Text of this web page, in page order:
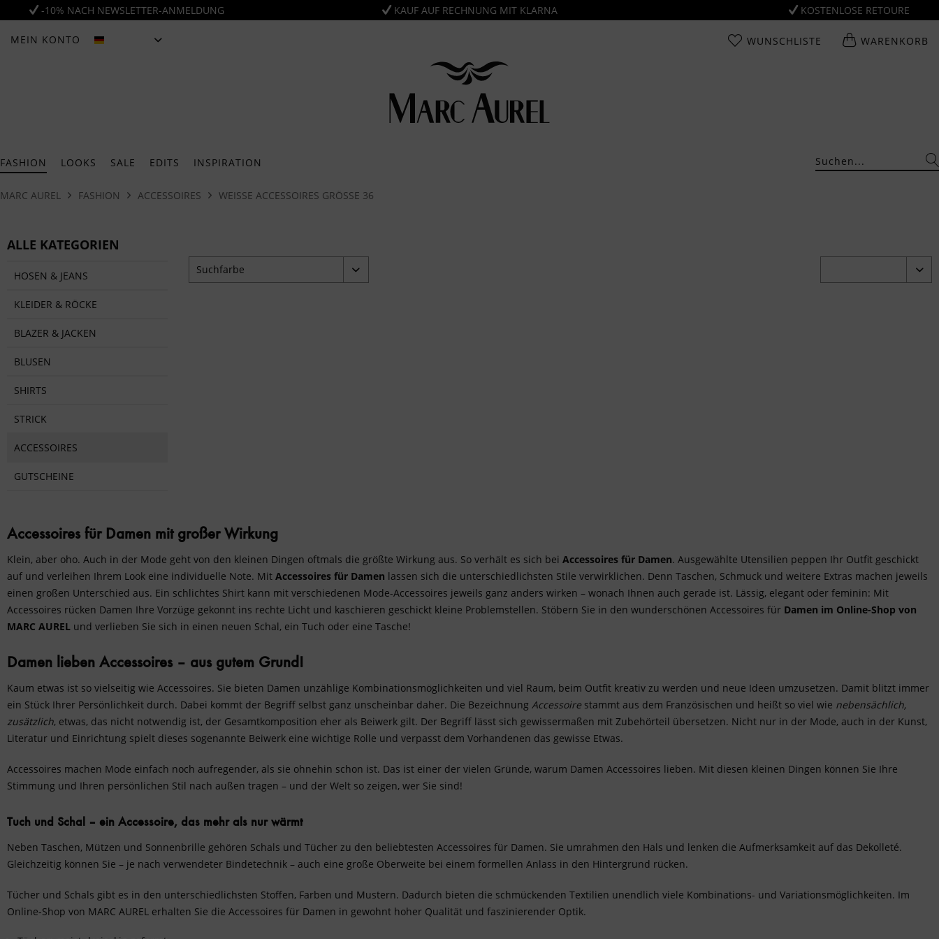
-10% NACH NEWSLETTER-ANMELDUNG KAUF AUF RECHNUNG MIT KLARNA KOSTENLOSE RETOURE
MEIN KONTO WUNSCHLISTE WARENKORB
FASHION LOOKS SALE EDITS INSPIRATION
MARC AUREL FASHION ACCESSOIRES WEISSE ACCESSOIRES GRÖSSE 36
ALLE KATEGORIEN
HOSEN & JEANS
KLEIDER & RÖCKE
BLAZER & JACKEN
BLUSEN
SHIRTS
STRICK
ACCESSOIRES
GUTSCHEINE
Suchfarbe
Accessoires für Damen mit großer Wirkung
Klein, aber oho. Auch in der Mode geht von den kleinen Dingen oftmals die größte Wirkung aus. So verhält es sich bei Accessoires für Damen. Ausgewählte Utensilien peppen Ihr Outfit geschickt
auf und verleihen Ihrem Look eine individuelle Note. Mit Accessoires für Damen lassen sich die unterschiedlichsten Stile verwirklichen. Denn Taschen, Schmuck und weitere Extras machen jeweils
einen großen Unterschied aus. Ein schlichtes Shirt kann mit verschiedenen Mode-Accessoires jeweils ganz anders wirken – wonach Ihnen auch gerade ist. Lässig, elegant oder feminin: Mit
Accessoires rücken Damen Ihre Vorzüge gekonnt ins rechte Licht und kaschieren geschickt kleine Problemstellen. Stöbern Sie in den wunderschönen Accessoires für Damen im Online-Shop von
MARC AUREL und verlieben Sie sich in einen neuen Schal, ein Tuch oder eine Tasche!
Damen lieben Accessoires – aus gutem Grund!
Kaum etwas ist so vielseitig wie Accessoires. Sie bieten Damen unzählige Kombinationsmöglichkeiten und viel Raum, beim Outfit kreativ zu werden und neue Ideen umzusetzen. Damit blitzt immer
ein Stück Ihrer Persönlichkeit durch. Dabei kommt der Begriff selbst ganz unscheinbar daher. Die Bezeichnung Accessoire stammt aus dem Französischen und heißt so viel wie nebensächlich,
zusätzlich, etwas, das nicht notwendig ist, der Gesamtkomposition eher als Beiwerk gilt. Der Begriff lässt sich gewissermaßen mit Zubehörteil übersetzen. Nicht nur in der Mode, auch in der Kunst,
Literatur und Einrichtung spielt dieses sogenannte Beiwerk eine wichtige Rolle und verpasst dem Vorhandenen das gewisse Etwas.
Accessoires machen Mode einfach noch aufregender, als sie ohnehin schon ist. Das ist einer der vielen Gründe, warum Damen Accessoires lieben. Mit diesen kleinen Dingen können Sie Ihre
Stimmung und Ihren persönlichen Stil nach außen tragen – und der Welt so zeigen, wer Sie sind!
Tuch und Schal – ein Accessoire, das mehr als nur wärmt
Neben Taschen, Mützen und Sonnenbrille gehören Schals und Tücher zu den beliebtesten Accessoires für Damen. Sie umrahmen den Hals und lenken die Aufmerksamkeit auf das Dekolleté.
Gleichzeitig können Sie – je nach verwendeter Bindetechnik – auch eine große Oberweite bei einem formellen Anlass in den Hintergrund rücken.
Tücher und Schals gibt es in den unterschiedlichsten Stoffen, Farben und Mustern. Dadurch bieten die schmückenden Textilien unendlich viele Kombinations- und Variationsmöglichkeiten. Im
Online-Shop von MARC AUREL erhalten Sie die Accessoires für Damen in gewohnt hoher Qualität und faszinierender Optik.